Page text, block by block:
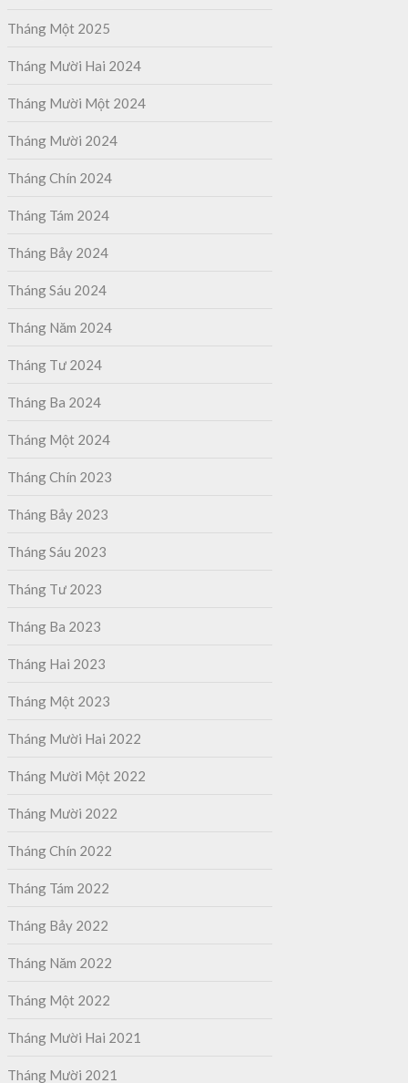
Tháng Một 2025
Tháng Mười Hai 2024
Tháng Mười Một 2024
Tháng Mười 2024
Tháng Chín 2024
Tháng Tám 2024
Tháng Bảy 2024
Tháng Sáu 2024
Tháng Năm 2024
Tháng Tư 2024
Tháng Ba 2024
Tháng Một 2024
Tháng Chín 2023
Tháng Bảy 2023
Tháng Sáu 2023
Tháng Tư 2023
Tháng Ba 2023
Tháng Hai 2023
Tháng Một 2023
Tháng Mười Hai 2022
Tháng Mười Một 2022
Tháng Mười 2022
Tháng Chín 2022
Tháng Tám 2022
Tháng Bảy 2022
Tháng Năm 2022
Tháng Một 2022
Tháng Mười Hai 2021
Tháng Mười 2021